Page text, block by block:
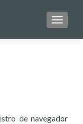
de navegador